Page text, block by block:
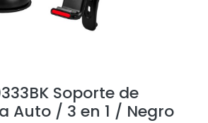
Soporte de
Auto / 3 en 1 / Negro